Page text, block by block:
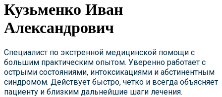
Кузьменко Иван
Александрович
Специалист по экстренной медицинской помощи с
большим практическим опытом. Уверенно работает с
острыми состояниями, интоксикациями и абстинентным
синдромом. Действует быстро, чётко и всегда объясняет
пациенту и близким дальнейшие шаги лечения.